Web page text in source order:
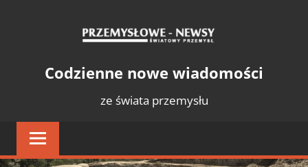
PrzemysłCodzienne nowe wiadomości
ze świata przemysłu